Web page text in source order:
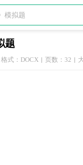
题
格式：DOCX 页数：32